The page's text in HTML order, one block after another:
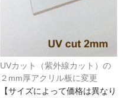
UVカット（紫外線カット）の
２mm厚アクリル板に変更
【サイズによって価格は異なり